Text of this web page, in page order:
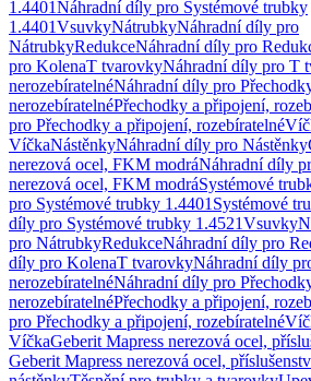
1.4401Náhradní díly pro Systémové trubky
1.4401VsuvkyNátrubkyNáhradní díly pro
NátrubkyRedukceNáhradní díly pro
pro KolenaT tvarovkyNáhradní díly pro T
nerozebíratelnéNáhradní díly pro
nerozebíratelnéPřechodky a připojení,
pro Přechodky a připojení, rozebíratelné
VíčkaNástěnkyNáhradní díly pro Nástěnky
nerezová ocel, FKM modráNáhradní díly
nerezová ocel, FKM modráSystémové
pro Systémové trubky 1.4401 Systémové
díly pro Systémové trubky 1.4521Vsuvky
pro NátrubkyRedukceNáhradní díly pro
díly pro KolenaT tvarovkyNáhradní díly
nerozebíratelnéNáhradní díly pro
nerozebíratelnéPřechodky a připojení,
pro Přechodky a připojení, rozebíratelné
VíčkaGeberit Mapress nerezová ocel,
Geberit Mapress nerezová ocel,